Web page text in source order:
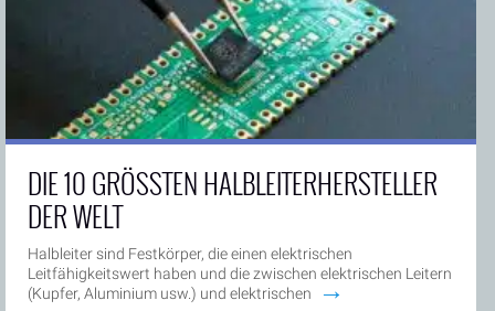
DIE 10 GRÖSSTEN HALBLEITERHERSTELLER D
ER WELT
Halbleiter sind Festkörper, die einen elektrischen
Leitfähigkeitswert haben und die zwischen elektrischen Leitern
(Kupfer, Aluminium usw.) und elektrischen
→